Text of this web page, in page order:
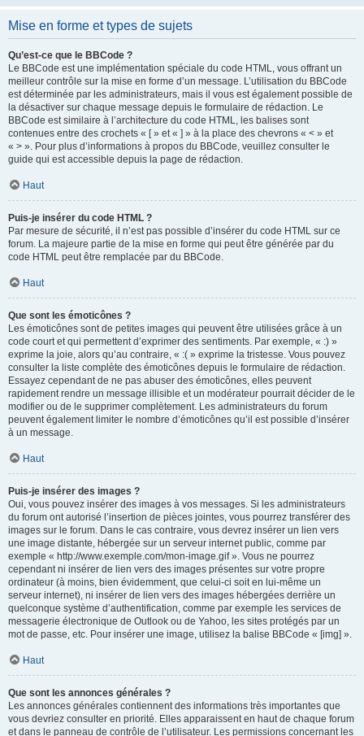
Mise en forme et types de sujets
Qu’est-ce que le BBCode ?
Le BBCode est une implémentation spéciale du code HTML, vous offrant un
meilleur contrôle sur la mise en forme d’un message. L’utilisation du BBCode
est déterminée par les administrateurs, mais il vous est également possible de
la désactiver sur chaque message depuis le formulaire de rédaction. Le
BBCode est similaire à l’architecture du code HTML, les balises sont
contenues entre des crochets « [ » et « ] » à la place des chevrons « < » et
« > ». Pour plus d’informations à propos du BBCode, veuillez consulter le
guide qui est accessible depuis la page de rédaction.
Haut
Puis-je insérer du code HTML ?
Par mesure de sécurité, il n’est pas possible d’insérer du code HTML sur ce
forum. La majeure partie de la mise en forme qui peut être générée par du
code HTML peut être remplacée par du BBCode.
Haut
Que sont les émoticônes ?
Les émoticônes sont de petites images qui peuvent être utilisées grâce à un
code court et qui permettent d’exprimer des sentiments. Par exemple, « :) »
exprime la joie, alors qu’au contraire, « :( » exprime la tristesse. Vous pouvez
consulter la liste complète des émoticônes depuis le formulaire de rédaction.
Essayez cependant de ne pas abuser des émoticônes, elles peuvent
rapidement rendre un message illisible et un modérateur pourrait décider de le
modifier ou de le supprimer complètement. Les administrateurs du forum
peuvent également limiter le nombre d’émoticônes qu’il est possible d’insérer
à un message.
Haut
Puis-je insérer des images ?
Oui, vous pouvez insérer des images à vos messages. Si les administrateurs
du forum ont autorisé l’insertion de pièces jointes, vous pourrez transférer des
images sur le forum. Dans le cas contraire, vous devrez insérer un lien vers
une image distante, hébergée sur un serveur internet public, comme par
exemple « http://www.exemple.com/mon-image.gif ». Vous ne pourrez
cependant ni insérer de lien vers des images présentes sur votre propre
ordinateur (à moins, bien évidemment, que celui-ci soit en lui-même un
serveur internet), ni insérer de lien vers des images hébergées derrière un
quelconque système d’authentification, comme par exemple les services de
messagerie électronique de Outlook ou de Yahoo, les sites protégés par un
mot de passe, etc. Pour insérer une image, utilisez la balise BBCode « [img] ».
Haut
Que sont les annonces générales ?
Les annonces générales contiennent des informations très importantes que
vous devriez consulter en priorité. Elles apparaissent en haut de chaque forum
et dans le panneau de contrôle de l’utilisateur. Les permissions concernant les